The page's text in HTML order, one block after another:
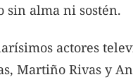
sin alma ni sostén.
actores
Martiño Rivas y